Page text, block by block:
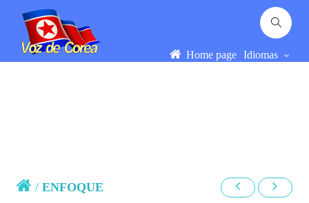
Home page Idiomas
/ENFOQUE